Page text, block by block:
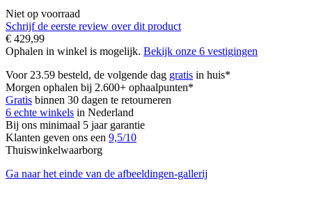
Niet op voorraad
Schrijf de eerste review over dit product
€ 429,99
Ophalen in winkel is mogelijk. Bekijk onze 6 vestigingen
Voor 23.59 besteld, de volgende dag gratis in huis*
Morgen ophalen bij 2.600+ ophaalpunten*
Gratis binnen 30 dagen te retourneren
6 echte winkels in Nederland
Bij ons minimaal 5 jaar garantie
Klanten geven ons een 9,5/10
Thuiswinkelwaarborg
Ga naar het einde van de afbeeldingen-gallerij